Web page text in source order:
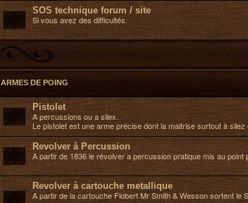
SOS technique forum / site
Si vous avez des difficultés.
ARMES DE POING
Pistolet
A percussions ou a silex.
Le pistolet est une arme précise dont la maitrise surtout à silez
Revolver à Percussion
A partir de 1836 le révolver a percussion pratique mis au
Revolver à cartouche metallique
A partir de la cartouche Flobert Mr Smith & Wesson sortent le